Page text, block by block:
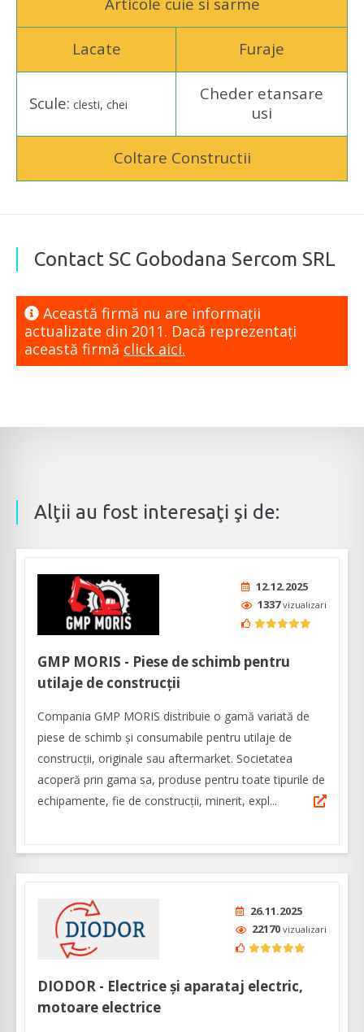
Lacate Furaje
Scule: clesti, chei
Cheder etansare
usi
Coltare Constructii
Contact SC Gobodana Sercom SRL
Această firmă nu are informaţii
actualizate din 2011. Dacă reprezentaţi
această firmă click aici.
Alţii au fost interesaţi şi de:
12.12.2025
1337vizualizari
GMP MORIS - Piese de schimb pentru
utilaje de construcţii
Compania GMP MORIS distribuie o gamă variată de
piese de schimb şi consumabile pentru utilaje de
construcţii, originale sau aftermarket. Societatea
acoperă prin gama sa, produse pentru toate tipurile de
echipamente, fie de construcţii, minerit, expl...
26.11.2025
22170 vizualizari
DIODOR - Electrice și aparataj electric,
motoare electrice